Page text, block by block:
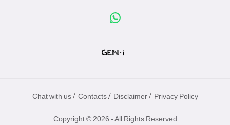
Chat with us / Contacts / Disclaimer / Privacy Policy
Copyright © 2026 - All Rights Reserved